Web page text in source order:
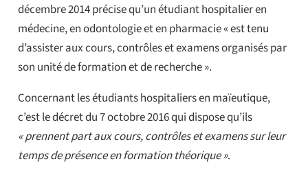
décembre 2014 précise qu’un étudiant hospitalier en
médecine, en odontologie et en pharmacie « est tenu
d’assister aux cours, contrôles et examens organisés par
son unité de formation et de recherche ».
Concernant les étudiants hospitaliers en maïeutique,
c’est le décret du 7 octobre 2016 qui dispose qu’ils
« prennent part aux cours, contrôles et examens sur leur
temps de présence en formation théorique ».